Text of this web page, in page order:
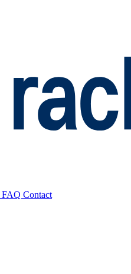
FAQ Contact